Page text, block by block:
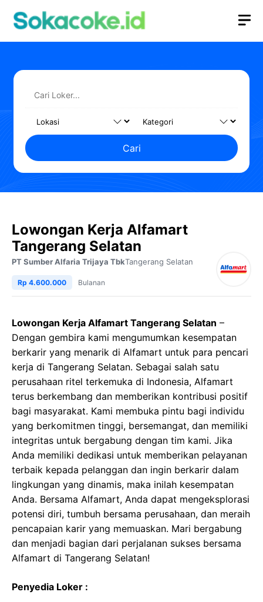
Cari
Lowongan Kerja Alfamart
Tangerang Selatan
PT Sumber Alfaria Trijaya TbkTangerang Selatan
Rp 4.600.000 Bulanan
Lowongan Kerja Alfamart Tangerang Selatan –
Dengan gembira kami mengumumkan kesempatan
berkarir yang menarik di Alfamart untuk para pencari
kerja di Tangerang Selatan. Sebagai salah satu
perusahaan ritel terkemuka di Indonesia, Alfamart
terus berkembang dan memberikan kontribusi positif
bagi masyarakat. Kami membuka pintu bagi individu
yang berkomitmen tinggi, bersemangat, dan memiliki
integritas untuk bergabung dengan tim kami. Jika
Anda memiliki dedikasi untuk memberikan pelayanan
terbaik kepada pelanggan dan ingin berkarir dalam
lingkungan yang dinamis, maka inilah kesempatan
Anda. Bersama Alfamart, Anda dapat mengeksplorasi
potensi diri, tumbuh bersama perusahaan, dan meraih
pencapaian karir yang memuaskan. Mari bergabung
dan menjadi bagian dari perjalanan sukses bersama
Alfamart di Tangerang Selatan!
Penyedia Loker :